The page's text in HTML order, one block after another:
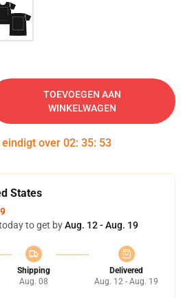
TOEVOEGEN AAN
WINKELWAGEN
over 02: 35: 53
States
to get byAug. 12 - Aug. 19
Shipping
Aug. 08
Delivered
Aug. 12 - Aug. 19